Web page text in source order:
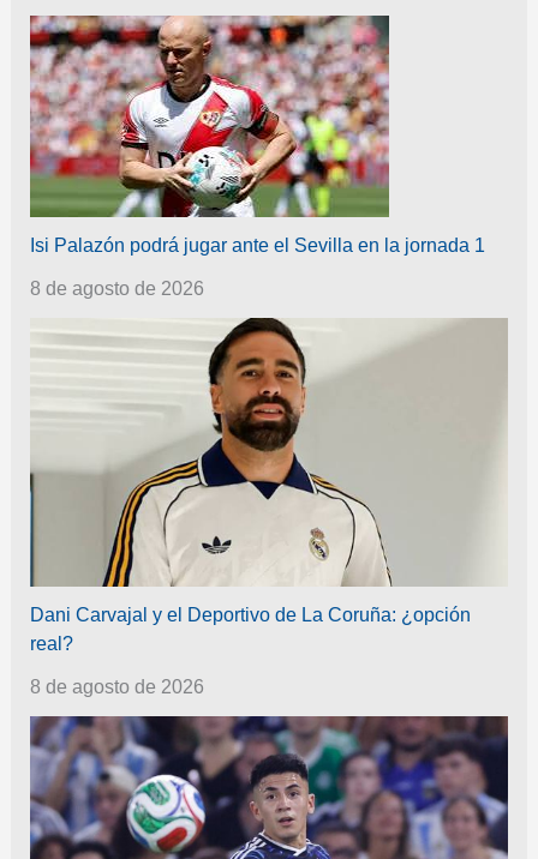
Isi Palazón podrá jugar ante el Sevilla en la jornada 1
8 de agosto de 2026
Dani Carvajal y el Deportivo de La Coruña: ¿opción
real?
8 de agosto de 2026